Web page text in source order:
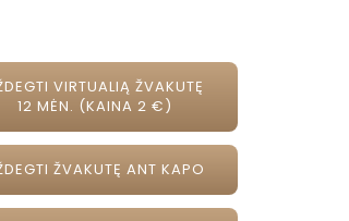
VIRTUALIĄ ŽVAKUTĘ
12 MĖN. (KAINA 2 €)
ŽVAKUTĘ ANT KAPO